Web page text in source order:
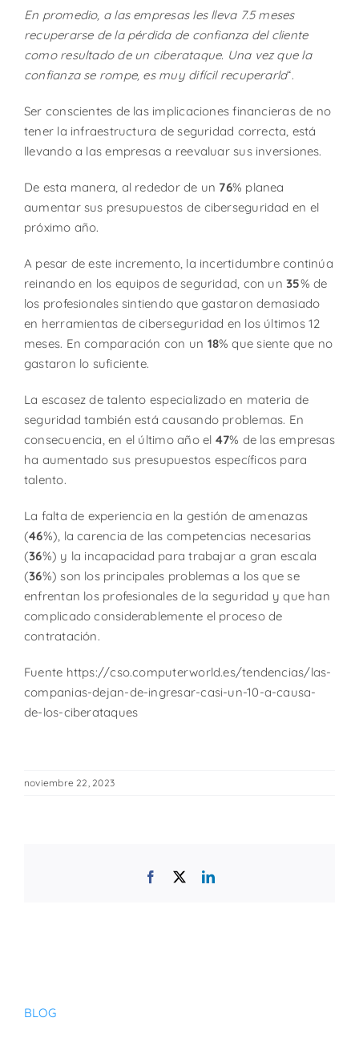
En promedio, a las empresas les lleva 7.5 meses
recuperarse de la pérdida de confianza del cliente
como resultado de un ciberataque. Una vez que la
confianza se rompe, es muy difícil recuperarla“.
Ser conscientes de las implicaciones financieras de no
tener la infraestructura de seguridad correcta, está
llevando a las empresas a reevaluar sus inversiones.
De esta manera, al rededor de un 76% planea
aumentar sus presupuestos de ciberseguridad en el
próximo año.
A pesar de este incremento, la incertidumbre continúa
reinando en los equipos de seguridad, con un35% de
los profesionales sintiendo que gastaron demasiado
en herramientas de ciberseguridad en los últimos 12
meses. En comparación con un 18% que siente que no
gastaron lo suficiente.
La escasez de talento especializado en materia de
seguridad también está causando problemas. En
consecuencia, en el último año el 47% de las empresas
ha aumentado sus presupuestos específicos para
talento.
La falta de experiencia en la gestión de amenazas
(46%), la carencia de las competencias necesarias
(36%) y la incapacidad para trabajar a gran escala
(36%) son los principales problemas a los que se
enfrentan los profesionales de la seguridad y que han
complicado considerablemente el proceso de
contratación.
Fuente https://cso.computerworld.es/tendencias/las-
companias-dejan-de-ingresar-casi-un-10-a-causa-
de-los-ciberataques
noviembre 22, 2023
Facebook LinkedIn
BLOG